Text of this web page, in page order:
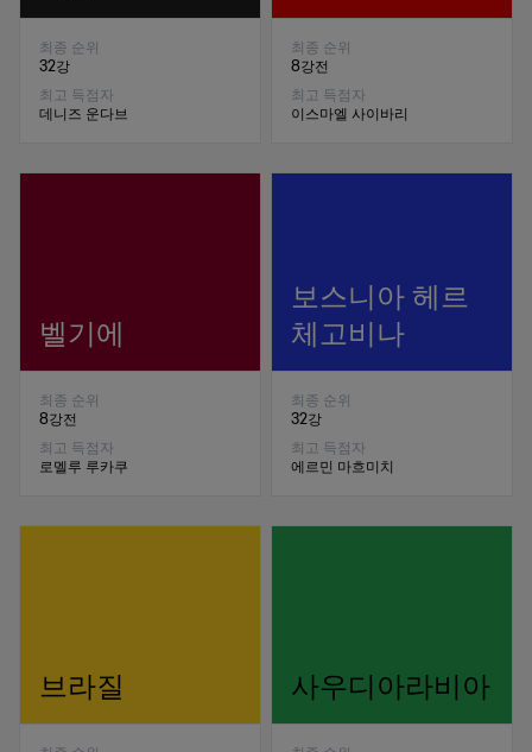
최종 순위
32강
최고 득점자
데니즈 운다브
최종 순위
8강전
최고 득점자
이스마엘 사이바리
벨기에
최종 순위
8강전
최고 득점자
로멜루 루카쿠
보스니아 헤르
체고비나
최종 순위
32강
최고 득점자
에르민 마흐미치
브라질 사우디아라비아